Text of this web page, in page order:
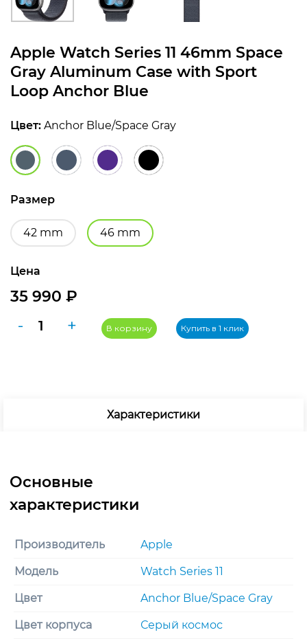
Apple Watch Series 11 46mm Space
Gray Aluminum Case with Sport
Loop Anchor Blue
Цвет: Anchor Blue/Space Gray
Размер
42 mm 46 mm
Цена
35 990 ₽
-
Количество
Case
with
Anchor
Blue
+ В корзину Купить в 1 клик
Характеристики
Производитель Apple
Модель Watch Series 11
Цвет Anchor Blue/Space Gray
Цвет корпуса Серый космос